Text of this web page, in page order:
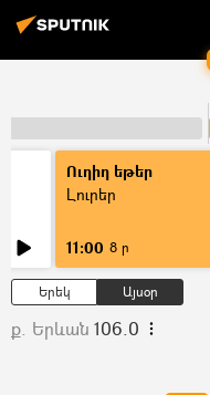
Ուղիղ եթեր
Լուրեր
11:00 8 ր
Երեկ Այսօր
ք. Երևան 106.0